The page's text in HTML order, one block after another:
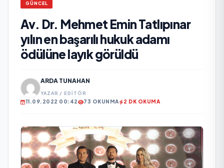
GÜNCEL
Av. Dr. Mehmet Emin Tatlıpınar
yılın en başarılı hukuk adamı
ödülüne layık görüldü
ARDA TUNAHAN
YAZAR / EDITÖR
11.09.2022 00:42 73 OKUNMA 2 DK OKUMA